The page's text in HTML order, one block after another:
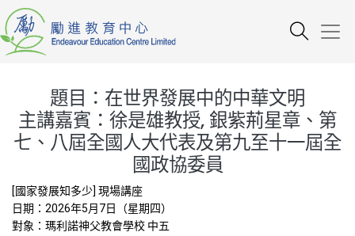
題目：在世界發展中的中華文明
主講嘉賓：徐是雄教授, 銀紫荊星章、第
七、八屆全國人大代表及第九至十一屆全
國政協委員
[國家發展知多少] 現場講座
日期：2026年5月7日（星期四）
對象：瑪利諾神父教會學校 中五